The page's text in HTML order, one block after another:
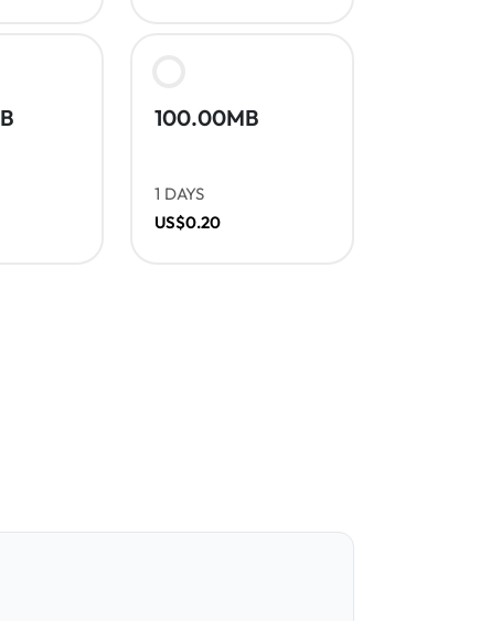
100.00MB
1 DAYS
US$0.20